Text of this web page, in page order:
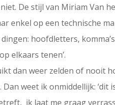
De stijl van Miriam Van
enkel op een technische
hoofdletters,
elkaars tenen’.
dan weer zelden of nooit
Dan weet ik onmiddellijk: ‘dit
ik laat me graag